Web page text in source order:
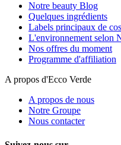
Notre beauty Blog
Quelques ingrédients
Labels principaux de
L'environnement selon
Nos offres du moment
Programme d'affiliation
A propos d'Ecco Verde
A propos de nous
Notre Groupe
Nous contacter